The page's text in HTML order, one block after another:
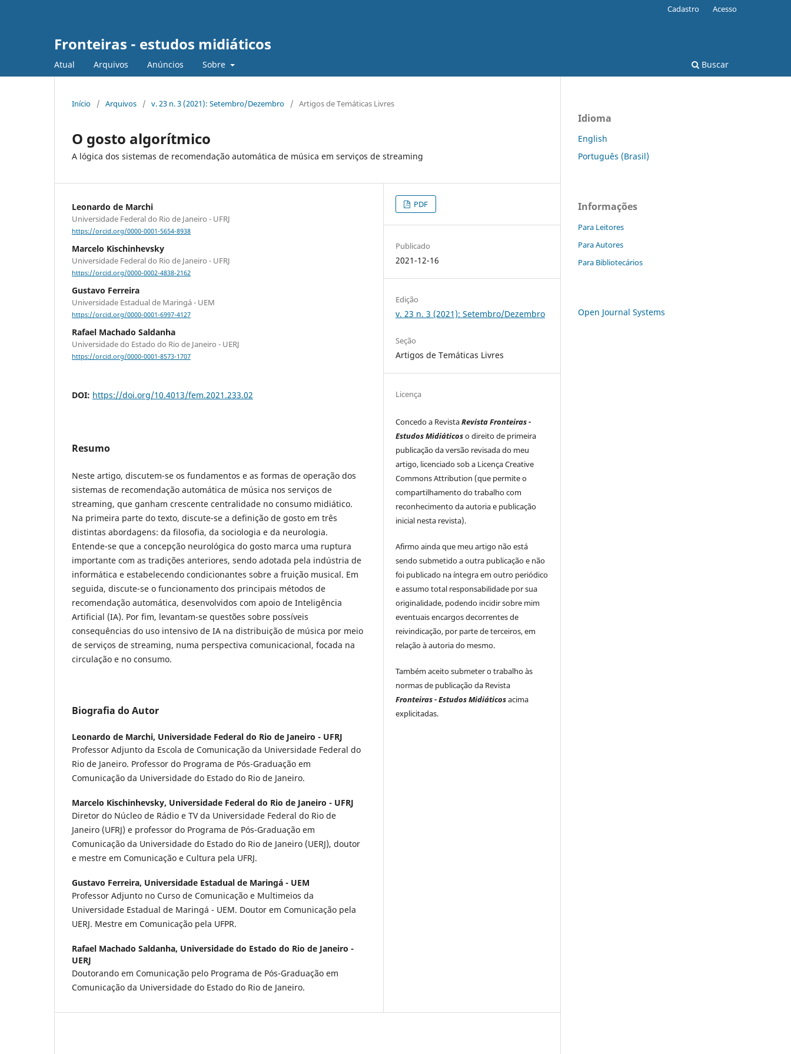
Fronteiras - estudos midiáticos
Atual Arquivos Anúncios Sobre Buscar
Cadastro Acesso
Início / Arquivos / v. 23 n. 3 (2021): Setembro/Dezembro / Artigos de Temáticas Livres
O gosto algorítmico
A lógica dos sistemas de recomendação automática de música em serviços de streaming
Leonardo de Marchi
Universidade Federal do Rio de Janeiro - UFRJ
https://orcid.org/0000-0001-5654-8938
Marcelo Kischinhevsky
Universidade Federal do Rio de Janeiro - UFRJ
https://orcid.org/0000-0002-4838-2162
Gustavo Ferreira
Universidade Estadual de Maringá - UEM
https://orcid.org/0000-0001-6997-4127
Rafael Machado Saldanha
Universidade do Estado do Rio de Janeiro - UERJ
https://orcid.org/0000-0001-8573-1707
DOI: https://doi.org/10.4013/fem.2021.233.02
Resumo
Neste artigo, discutem-se os fundamentos e as formas de operação dos
sistemas de recomendação automática de música nos serviços de
streaming, que ganham crescente centralidade no consumo midiático.
Na primeira parte do texto, discute-se a definição de gosto em três
distintas abordagens: da filosofia, da sociologia e da neurologia.
Entende-se que a concepção neurológica do gosto marca uma ruptura
importante com as tradições anteriores, sendo adotada pela indústria de
informática e estabelecendo condicionantes sobre a fruição musical. Em
seguida, discute-se o funcionamento dos principais métodos de
recomendação automática, desenvolvidos com apoio de Inteligência
Artificial (IA). Por fim, levantam-se questões sobre possíveis
consequências do uso intensivo de IA na distribuição de música por meio
de serviços de streaming, numa perspectiva comunicacional, focada na
circulação e no consumo.
Biografia do Autor
Leonardo de Marchi, Universidade Federal do Rio de Janeiro - UFRJ
Professor Adjunto da Escola de Comunicação da Universidade Federal do
Rio de Janeiro. Professor do Programa de Pós-Graduação em
Comunicação da Universidade do Estado do Rio de Janeiro.
Marcelo Kischinhevsky, Universidade Federal do Rio de Janeiro - UFRJ
Diretor do Núcleo de Rádio e TV da Universidade Federal do Rio de
Janeiro (UFRJ) e professor do Programa de Pós-Graduação em
Comunicação da Universidade do Estado do Rio de Janeiro (UERJ), doutor
e mestre em Comunicação e Cultura pela UFRJ.
Gustavo Ferreira, Universidade Estadual de Maringá - UEM
Professor Adjunto no Curso de Comunicação e Multimeios da
Universidade Estadual de Maringá - UEM. Doutor em Comunicação pela
UERJ. Mestre em Comunicação pela UFPR.
Rafael Machado Saldanha, Universidade do Estado do Rio de Janeiro -
UERJ
Doutorando em Comunicação pelo Programa de Pós-Graduação em
Comunicação da Universidade do Estado do Rio de Janeiro.
PDF
Publicado
2021-12-16
Edição
v. 23 n. 3 (2021): Setembro/Dezembro
Seção
Artigos de Temáticas Livres
Licença
Concedo a RevistaRevista Fronteiras -
Estudos Midiáticoso direito de primeira
publicação da versão revisada do meu
artigo, licenciado sob a Licença Creative
Commons Attribution (que permite o
compartilhamento do trabalho com
reconhecimento da autoria e publicação
inicial nesta revista).
Afirmo ainda que meu artigo não está
sendo submetido a outra publicação e não
foi publicado na íntegra em outro periódico
e assumo total responsabilidade por sua
originalidade, podendo incidir sobre mim
eventuais encargos decorrentes de
reivindicação, por parte de terceiros, em
relação à autoria do mesmo.
Também aceito submeter o trabalho às
normas de publicação da Revista
Fronteiras - Estudos Midiáticosacima
explicitadas.
Idioma
English
Português (Brasil)
Informações
Para Leitores
Para Autores
Para Bibliotecários
Open Journal Systems